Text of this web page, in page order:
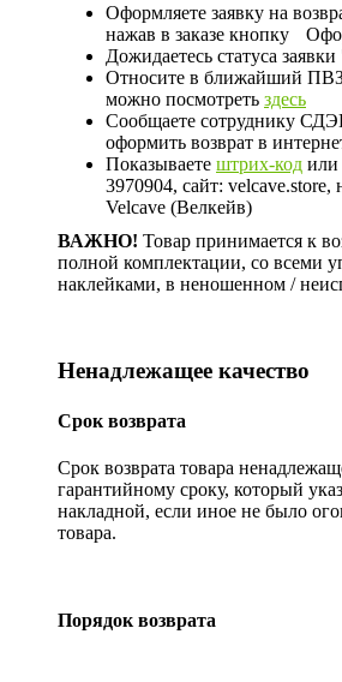
Оформляете заявку на
нажав в заказе кнопку
Дожидаетесь статуса
Относите в ближайший
можно посмотреть здесь
Сообщаете сотруднику
оформить возврат в
Показываете штрих-код или
3970904, сайт: velcave.store,
Velcave (Велкейв)
ВАЖНО! Товар принимается к
полной комплектации, со всеми
наклейками, в неношенном /
Ненадлежащее качество
Срок возврата
Срок возврата товара
гарантийному сроку, который
накладной, если иное не было
товара.
Порядок возврата